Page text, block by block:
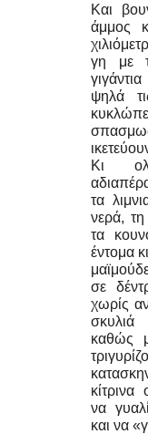
Και
άμμος
γη με
ψηλά
Κι
τα
νερά,
τα
έντομα
σε
χωρίς
σκυλιά
καθώς
να
και να